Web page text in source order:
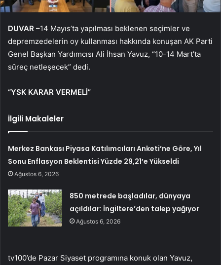
DUVAR –14 Mayıs’ta yapılması beklenen seçimler ve
depremzedelerin oy kullanması hakkında konuşan AK Parti
Genel Başkan Yardımcısı Ali İhsan Yavuz, “10-14 Mart’ta
süreç netleşecek” dedi.
“YSK KARAR VERMELİ”
İlgili Makaleler
Merkez Bankası Piyasa Katılımcıları Anketi’ne Göre, Yıl
Sonu Enflasyon Beklentisi Yüzde 29,21’e Yükseldi
Ağustos 6, 2026
850 metrede başladılar, dünyaya
açıldılar: İngiltere’den talep yağıyor
Ağustos 6, 2026
tv100’de Pazar Siyaset programına konuk olan Yavuz,